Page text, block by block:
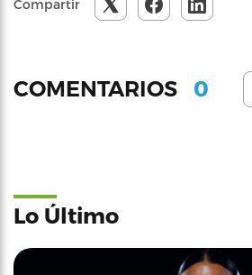
Compartir
COMENTARIOS 0
Lo Último